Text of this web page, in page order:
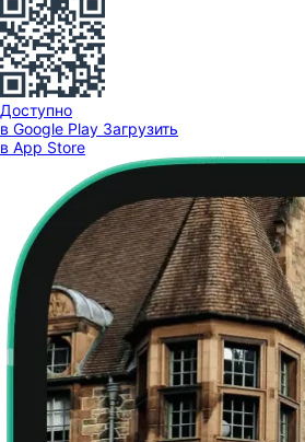
Доступно
в Google Play Загрузить
в App Store